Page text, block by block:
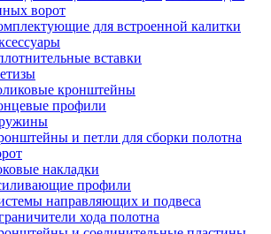
ворот
для встроенной калитки
вставки
кронштейны
профили
и петли для сборки полотна
накладки
профили
направляющих и подвеса
хода полотна